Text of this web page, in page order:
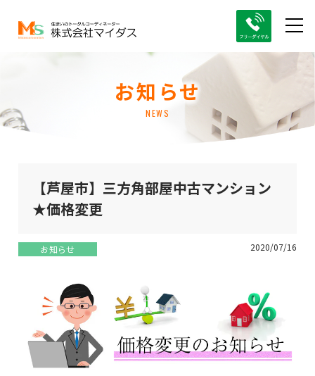
お知らせ
NEWS
【芦屋市】三方角部屋中古マンション
★価格変更
お知らせ 2020/07/16